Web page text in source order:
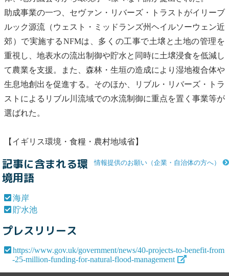
助成事業の一つ、セヴァン・リバーズ・トラストがイリーブ
ルック源流（ウェスト・ミッドランズ州ヘイルソーウェン近
郊）で実施するNFMは、多くの工事で土壌と土地の管理を
重視し、地表水の流出制御や貯水と同時に土壌浸食を低減し
て農業を支援。また、森林・生垣の造成により湿地複合体や
生息地創出を促進する。そのほか、リブル・リバーズ・トラ
ストによるリブル川流域での水流制御に重点を置く事業等が
選ばれた。
【イギリス環境・食糧・農村地域省】
情報提供のお願い（企業・自治体の方へ）
記事に含まれる環
境用語
海岸
貯水池
プレスリリース
https://www.gov.uk/government/news/40-projects-to-benefit-from
-25-million-funding-for-natural-flood-management